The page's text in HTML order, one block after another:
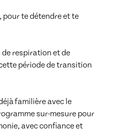
pour te détendre et te
respiration et de
période de transition
familière avec le
sur-mesure pour
avec confiance et